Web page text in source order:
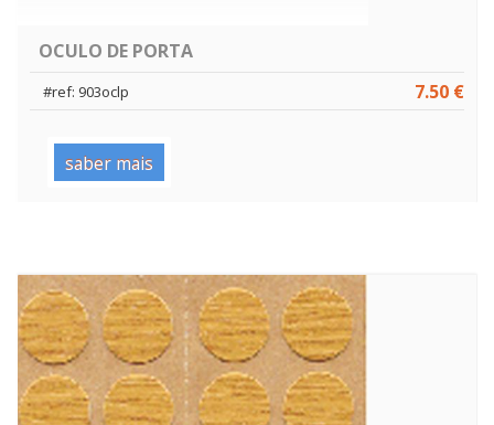
OCULO DE PORTA
7.50 €
#ref: 903oclp
saber mais